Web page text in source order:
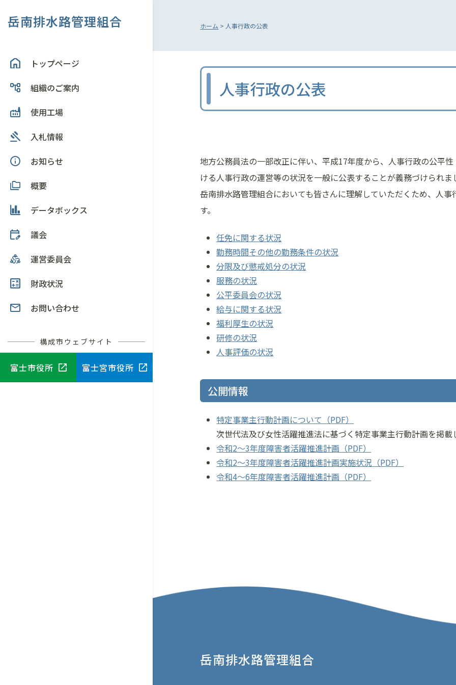
to岳南排水路管理組合
トップページ
組織のご案内
使用工場
入札情報
お知らせ
概要
データボックス
議会
運営委員会
財政状況
お問い合わせ
構成市ウェブサイト
富士市役所 富士宮市役所
ホーム > 人事行政の公表
人事行政の公表
地方公務員法の一部改正に伴い、平成17年度から、人事行政の公平
ける人事行政の運営等の状況を一般に公表することが義務づけられま
岳南排水路管理組合においても皆さんに理解していただくため、人
す。
任免に関する状況
勤務時間その他の勤務条件の状況
分限及び懲戒処分の状況
服務の状況
公平委員会の状況
給与に関する状況
福利厚生の状況
研修の状況
人事評価の状況
公開情報
特定事業主行動計画について（PDF）
次世代法及び女性活躍推進法に基づく特定事業主行動計画を掲載
令和2～3年度障害者活躍推進計画（PDF）
令和2～3年度障害者活躍推進計画実施状況（PDF）
令和4～6年度障害者活躍推進計画（PDF）
岳南排水路管理組合